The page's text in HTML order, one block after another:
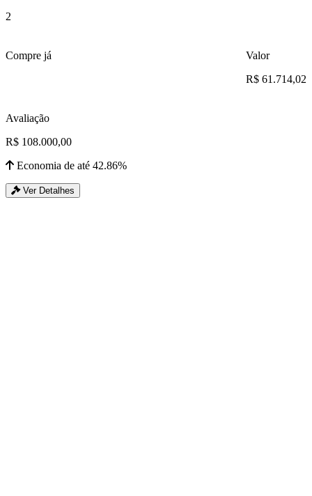
2
Compre já
Valor
R$ 61.714,02
Avaliação
R$ 108.000,00
Economia de até 42.86%
Ver Detalhes